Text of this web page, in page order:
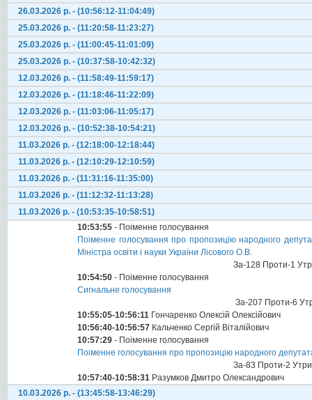
26.03.2026 р. - (10:56:12-11:04:49)
25.03.2026 р. - (11:20:58-11:23:27)
25.03.2026 р. - (11:00:45-11:01:09)
25.03.2026 р. - (10:37:58-10:42:32)
12.03.2026 р. - (11:58:49-11:59:17)
12.03.2026 р. - (11:18:46-11:22:09)
12.03.2026 р. - (11:03:06-11:05:17)
12.03.2026 р. - (10:52:38-10:54:21)
11.03.2026 р. - (12:18:00-12:18:44)
11.03.2026 р. - (12:10:29-12:10:59)
11.03.2026 р. - (11:31:16-11:35:00)
11.03.2026 р. - (11:12:32-11:13:28)
11.03.2026 р. - (10:53:35-10:58:51)
10:53:55 - Поіменне голосування
Поіменне голосування про пропозицію народного
Міністра освіти і науки України Лісового О.В.
За-128 Проти-1
10:54:50 - Поіменне голосування
Сигнальне голосування
За-207 Проти-6
10:55:05-10:56:11 Гончаренко Олексій Олексійович
10:56:40-10:56:57 Кальченко Сергій Віталійович
10:57:29 - Поіменне голосування
Поіменне голосування про пропозицію народного
За-83 Проти-2
10:57:40-10:58:31 Разумков Дмитро Олександрович
10.03.2026 р. - (13:45:58-13:46:29)